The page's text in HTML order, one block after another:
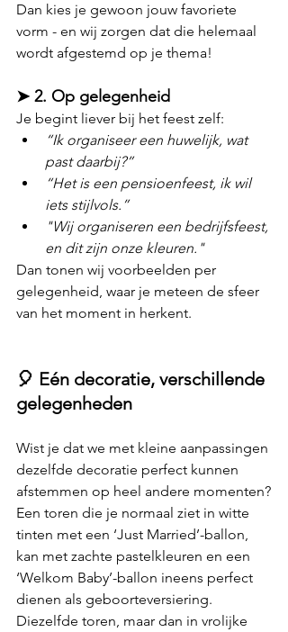
Dan kies je gewoon jouw favoriete
vorm - en wij zorgen dat die helemaal
wordt afgestemd op je thema!
➤ 2. Op gelegenheid
Je begint liever bij het feest zelf:
“Ik organiseer een huwelijk, wat
past daarbij?”
“Het is een pensioenfeest, ik wil
iets stijlvols.”
"Wij organiseren een bedrijfsfeest,
en dit zijn onze kleuren."
Dan tonen wij voorbeelden per
gelegenheid, waar je meteen de sfeer
van het moment in herkent.
🎈 Eén decoratie, verschillende
gelegenheden
Wist je dat we met kleine aanpassingen
dezelfde decoratie perfect kunnen
afstemmen op heel andere momenten?
Een toren die je normaal ziet in witte
tinten met een ‘Just Married’-ballon,
kan met zachte pastelkleuren en een
‘Welkom Baby’-ballon ineens perfect
dienen als geboorteversiering.
Diezelfde toren, maar dan in vrolijke